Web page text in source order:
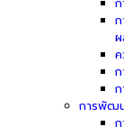
การพัฒ